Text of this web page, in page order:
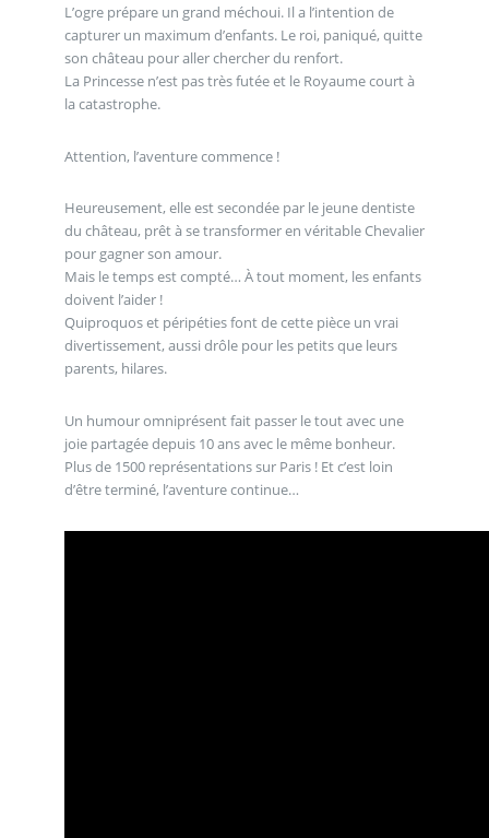
L’ogre prépare un grand méchoui. Il a l’intention de
capturer un maximum d’enfants. Le roi, paniqué, quitte
son château pour aller chercher du renfort.
La Princesse n’est pas très futée et le Royaume court à
la catastrophe.
Attention, l’aventure commence !
Heureusement, elle est secondée par le jeune dentiste
du château, prêt à se transformer en véritable Chevalier
pour gagner son amour.
Mais le temps est compté… À tout moment, les enfants
doivent l’aider !
Quiproquos et péripéties font de cette pièce un vrai
divertissement, aussi drôle pour les petits que leurs
parents, hilares.
Un humour omniprésent fait passer le tout avec une
joie partagée depuis 10 ans avec le même bonheur.
Plus de 1500 représentations sur Paris ! Et c’est loin
d’être terminé, l’aventure continue…